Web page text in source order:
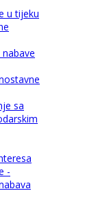
u tijeku
sa
-